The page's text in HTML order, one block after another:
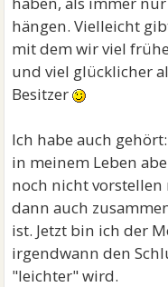
hängen. Vielleicht
mit dem wir viel
und viel glücklicher
Besitzer
Ich habe auch
in meinem Leben
noch nicht vorstellen
dann auch
ist. Jetzt bin ich der
irgendwann den
"leichter" wird.